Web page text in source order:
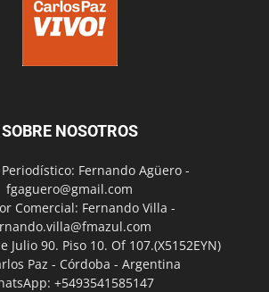
SOBRE NOSOTROS
Fernando Agüero -
fgaguero@gmail.com
Comercial: Fernando Villa -
Julio 90. Piso 10. Of 107.(X5152EYN)
Paz - Córdoba - Argentina
+5493541585147